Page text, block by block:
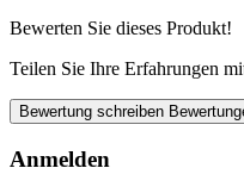
Bewerten Sie dieses Produkt!
Teilen Sie Ihre Erfahrungen
Bewertung schreiben
Anmelden